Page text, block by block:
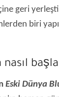
geri
biri
Eski Dünya